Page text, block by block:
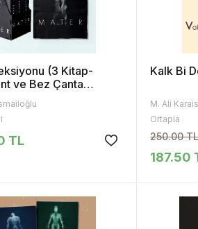
(3 Kitap-
ve Bez Çanta
TL
Kalk Bi
Ortapia
250.00
187.50